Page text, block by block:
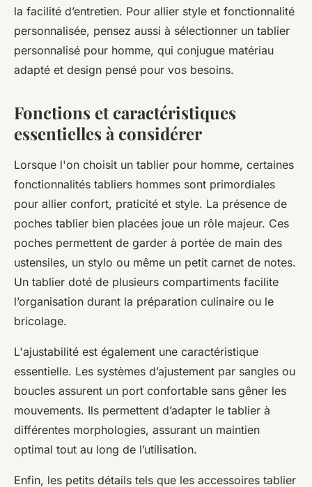
la facilité d’entretien. Pour allier style et fonctionnalité
personnalisée, pensez aussi à sélectionner un tablier
personnalisé pour homme, qui conjugue matériau
adapté et design pensé pour vos besoins.
Fonctions et caractéristiques
essentielles à considérer
Lorsque l'on choisit un tablier pour homme, certaines
fonctionnalités tabliers hommes sont primordiales
pour allier confort, praticité et style. La présence de
poches tablier bien placées joue un rôle majeur. Ces
poches permettent de garder à portée de main des
ustensiles, un stylo ou même un petit carnet de notes.
Un tablier doté de plusieurs compartiments facilite
l’organisation durant la préparation culinaire ou le
bricolage.
L'ajustabilité est également une caractéristique
essentielle. Les systèmes d’ajustement par sangles ou
boucles assurent un port confortable sans gêner les
mouvements. Ils permettent d’adapter le tablier à
différentes morphologies, assurant un maintien
optimal tout au long de l’utilisation.
Enfin, les petits détails tels que les accessoires tablier